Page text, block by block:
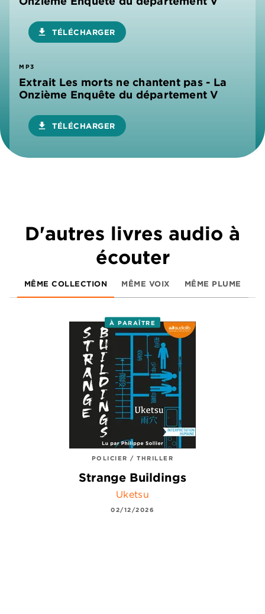
download TÉLÉCHARGER
MP3
Extrait Les morts ne chantent pas - La
Onzième Enquête du département V
download TÉLÉCHARGER
D'autres livres audio à
écouter
MÊME COLLECTION MÊME VOIX MÊME PLUME
À PARAÎTRE
POLICIER / THRILLER
Strange Buildings
Uketsu
02/12/2026